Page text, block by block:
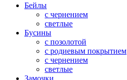
Бейлы
с чернением
светлые
Бусины
с позолотой
с родиевым покрытием
с чернением
светлые
Замочки